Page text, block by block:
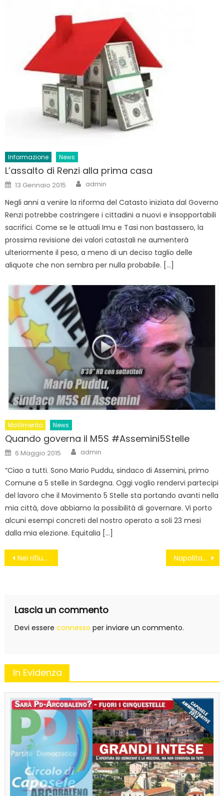
Informazione News
L’assalto di Renzi alla prima casa
Posted
on
13 Gennaio 2015 Author
admin
Negli anni a venire la riforma del Catasto iniziata dal Governo
Renzi potrebbe costringere i cittadini a nuovi e insopportabili
sacrifici. Come se le attuali Imu e Tasi non bastassero, la
prossima revisione dei valori catastali ne aumenterà
ulteriormente il peso, a meno di un deciso taglio delle
aliquote che non sembra per nulla probabile. […]
MoVimento News
Quando governa il M5S #Assemini5Stelle
Posted
on
6 Maggio 2015 Author
admin
“Ciao a tutti. Sono Mario Puddu, sindaco di Assemini, primo
Comune a 5 stelle in Sardegna. Oggi voglio rendervi partecipi
del lavoro che il Movimento 5 Stelle sta portando avanti nella
mia città, dove abbiamo la possibilità di governare. Vi porto
alcuni esempi concreti del nostro operato a soli 23 mesi
dalla mia elezione. Equitalia […]
Navigazione
Nei rifiuti elettrici oro e argento per 15 miliardi di euro Napolitano senza freni
Lascia un commento
Devi essere connesso per inviare un commento.
In Evidenza